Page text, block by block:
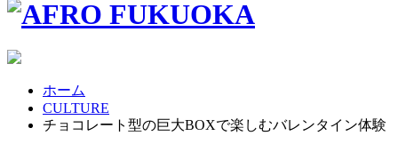
ホーム
CULTURE
チョコレート型の巨大BOXで楽しむバレンタイン体験